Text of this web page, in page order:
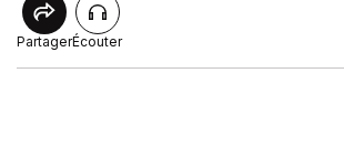
PartagerÉcouter